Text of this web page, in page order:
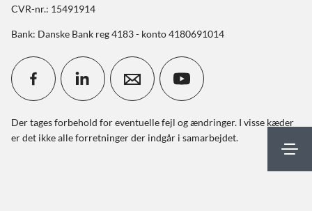
CVR-nr.: 15491914
Bank: Danske Bank reg 4183 - konto 4180691014
Der tages forbehold for eventuelle fejl og ændringer. I visse kæder
er det ikke alle forretninger der indgår i samarbejdet.